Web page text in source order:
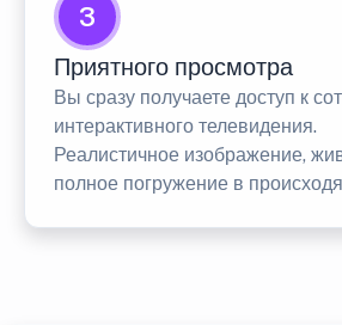
3
Приятного просмотра
Вы сразу получаете доступ к
интерактивного телевидения.
Реалистичное изображение,
полное погружение в